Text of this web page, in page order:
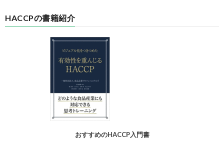
HACCPの書籍紹介
おすすめのHACCP入門書